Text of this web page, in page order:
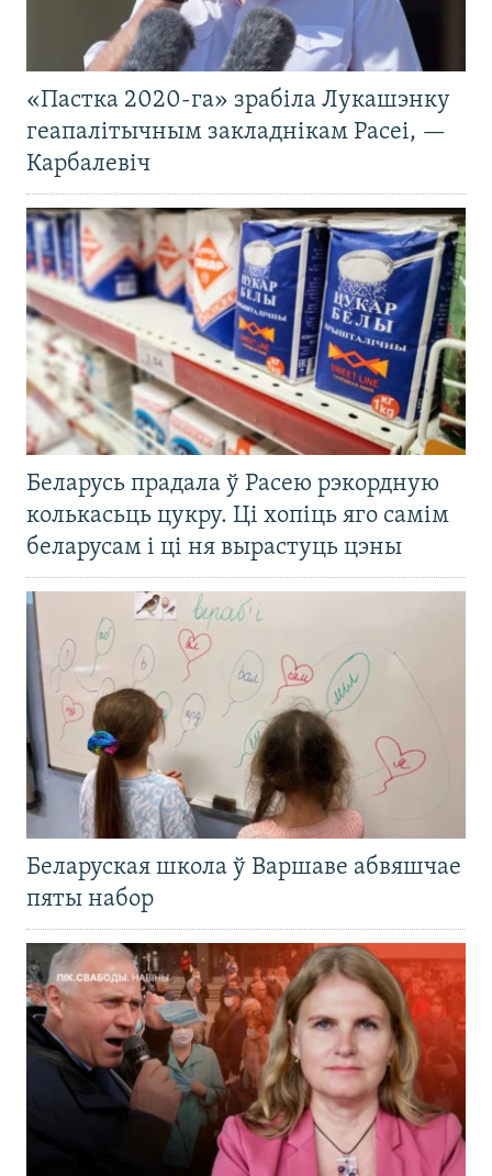
«Пастка 2020-га» зрабіла Лукашэнку
геапалітычным закладнікам Расеі, —
Карбалевіч
Беларусь прадала ў Расею рэкордную
колькасьць цукру. Ці хопіць яго самім
беларусам і ці ня вырастуць цэны
Беларуская школа ў Варшаве абвяшчае
пяты набор